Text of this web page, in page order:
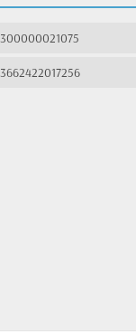
300000021075
3662422017256